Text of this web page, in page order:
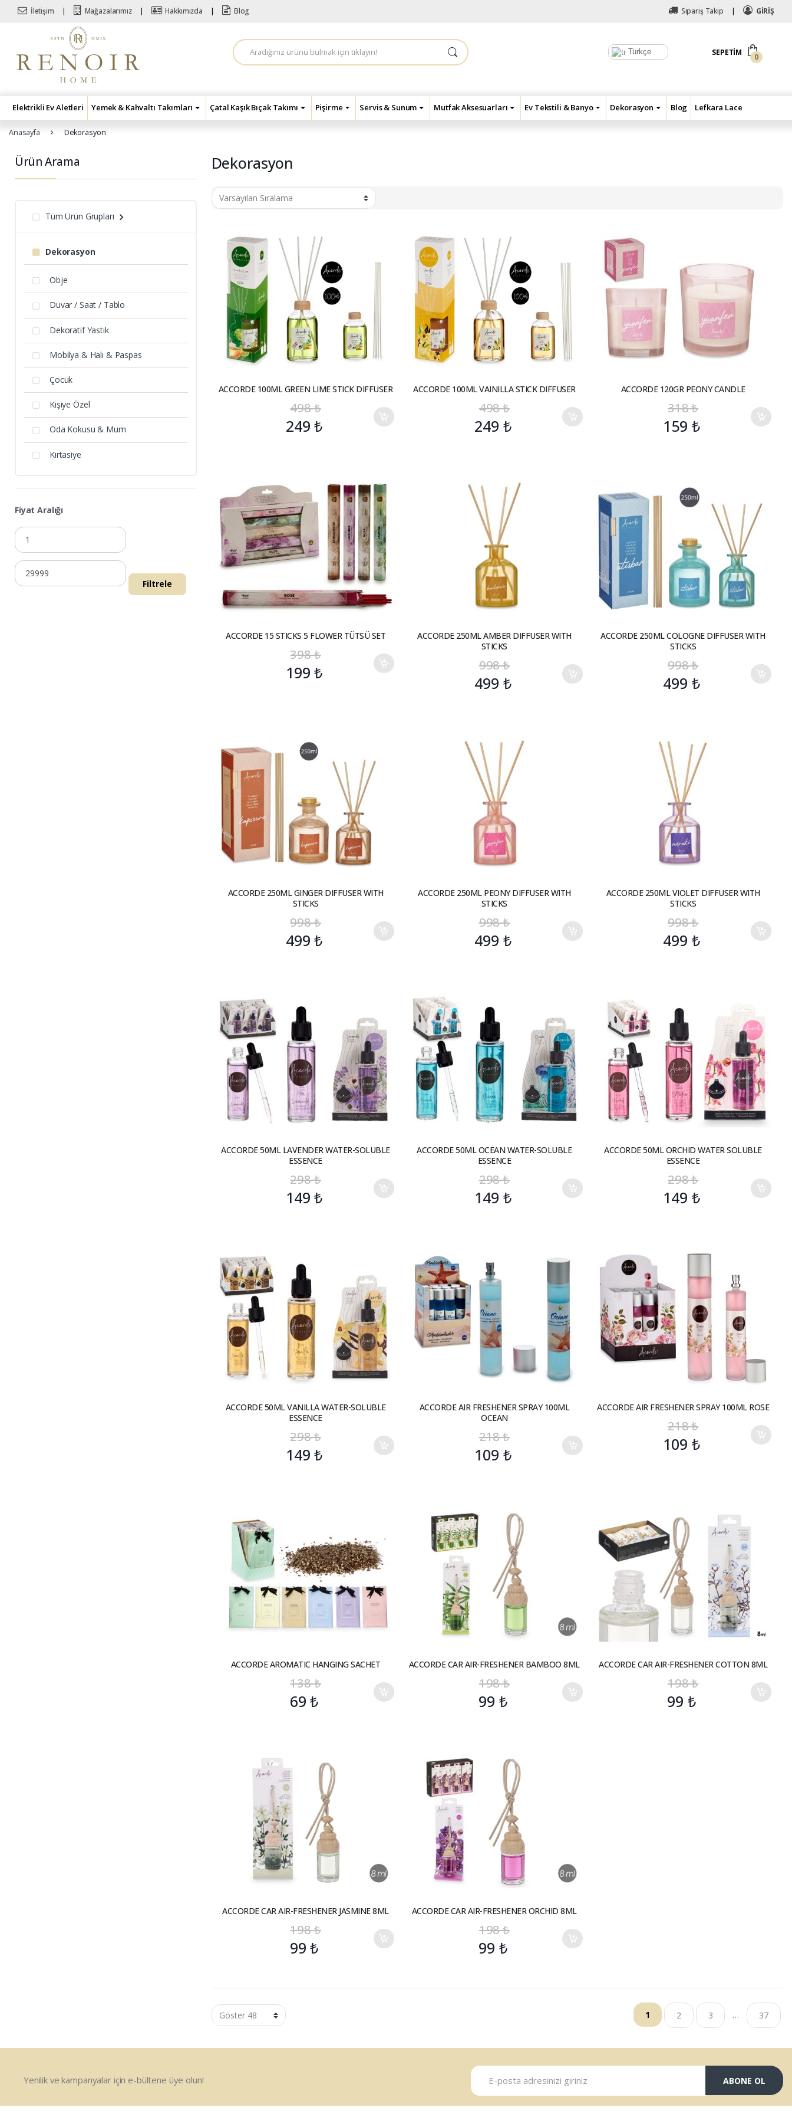
Skip to navigation
Skip to content
İletişim Mağazalarımız Hakkımızda Blog Sipariş Takip GİRİŞ
Türkçe
A
r
a
SEPETIM
0
Elektrikli Ev Aletleri Yemek & Kahvaltı Takımları Çatal Kaşık Bıçak Takımı Pişirme Servis & Sunum Mutfak Aksesuarları Ev Tekstili & Banyo Dekorasyon Blog Lefkara Lace
Anasayfa Dekorasyon
Dekorasyon
ACCORDE 100ML GREEN LIME STICK DIFFUSER
498₺
249₺
ACCORDE 100ML VAINILLA STICK DIFFUSER
498₺
249 ₺
ACCORDE 120GR PEONY CANDLE
318₺
159 ₺
ACCORDE 15 STICKS 5 FLOWER TÜTSÜ SET
398₺
199₺
ACCORDE 250ML AMBER DIFFUSER WITH
STICKS
998₺
499 ₺
ACCORDE 250ML COLOGNE DIFFUSER WITH
STICKS
998₺
499 ₺
ACCORDE 250ML GINGER DIFFUSER WITH
STICKS
998₺
499₺
ACCORDE 250ML PEONY DIFFUSER WITH
STICKS
998₺
499 ₺
ACCORDE 250ML VIOLET DIFFUSER WITH
STICKS
998₺
499 ₺
ACCORDE 50ML LAVENDER WATER-SOLUBLE
ESSENCE
298₺
149₺
ACCORDE 50ML OCEAN WATER-SOLUBLE
ESSENCE
298₺
149 ₺
ACCORDE 50ML ORCHID WATER SOLUBLE
ESSENCE
298₺
149 ₺
ACCORDE 50ML VANILLA WATER-SOLUBLE
ESSENCE
298₺
149₺
ACCORDE AIR FRESHENER SPRAY 100ML
OCEAN
218₺
109 ₺
ACCORDE AIR FRESHENER SPRAY 100ML ROSE
218₺
109 ₺
ACCORDE AROMATIC HANGING SACHET
138₺
69₺
ACCORDE CAR AIR-FRESHENER BAMBOO 8ML
198₺
99 ₺
ACCORDE CAR AIR-FRESHENER COTTON 8ML
198₺
99 ₺
ACCORDE CAR AIR-FRESHENER JASMINE 8ML
198₺
99₺
ACCORDE CAR AIR-FRESHENER ORCHID 8ML
198₺
99 ₺
1 2 3 … 37
Ürün Arama
Tüm Ürün Grupları
Dekorasyon
Obje
Duvar / Saat / Tablo
Dekoratif Yastık
Mobilya & Halı & Paspas
Çocuk
Kişiye Özel
Oda Kokusu & Mum
Kırtasiye
Fiyat Aralığı
Filtrele
Yenilik ve kampanyalar için e-bültene üye olun! ABONE OL